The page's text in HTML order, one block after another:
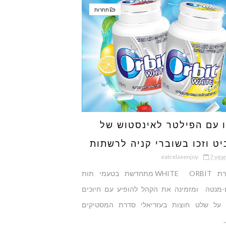
תחרות
עם הפילטר לאינסטוש של
וזכו בשוברי קניה לרשתות
eatrelaxenjoy 7
סדרת WHITE ORBIT מתחדשת בטעמי תות
מנטה ומזמינה את הקהל להופיע עם חיוכים
על שלט חוצות בעזריאלי סדרת המסטיקים